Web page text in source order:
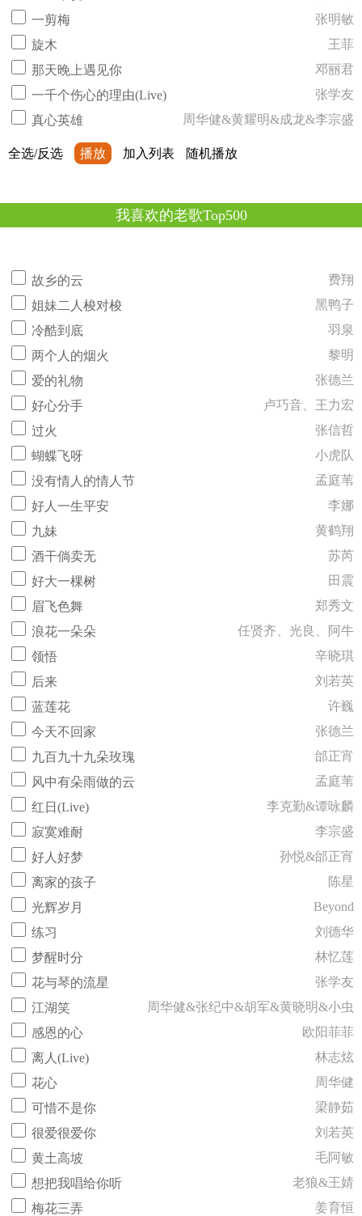
一剪梅
张明敏
旋木
王菲
那天晚上遇见你
邓丽君
一千个伤心的理由(Live)
张学友
真心英雄
周华健&黄耀明&成龙&李宗盛
全选/反选 播放 加入列表 随机播放
我喜欢的老歌Top500
故乡的云
费翔
姐妹二人梭对梭
黑鸭子
冷酷到底
羽泉
两个人的烟火
黎明
爱的礼物
张德兰
好心分手
卢巧音、王力宏
过火
张信哲
蝴蝶飞呀
小虎队
没有情人的情人节
孟庭苇
好人一生平安
李娜
九妹
黄鹤翔
酒干倘卖无
苏芮
好大一棵树
田震
眉飞色舞
郑秀文
浪花一朵朵
任贤齐、光良、阿牛
领悟
辛晓琪
后来
刘若英
蓝莲花
许巍
今天不回家
张德兰
九百九十九朵玫瑰
邰正宵
风中有朵雨做的云
孟庭苇
红日(Live)
李克勤&谭咏麟
寂寞难耐
李宗盛
好人好梦
孙悦&邰正宵
离家的孩子
陈星
光辉岁月
Beyond
练习
刘德华
梦醒时分
林忆莲
花与琴的流星
张学友
江湖笑
周华健&张纪中&胡军&黄晓明&小虫
感恩的心
欧阳菲菲
离人(Live)
林志炫
花心
周华健
可惜不是你
梁静茹
很爱很爱你
刘若英
黄土高坡
毛阿敏
想把我唱给你听
老狼&王婧
梅花三弄
姜育恒